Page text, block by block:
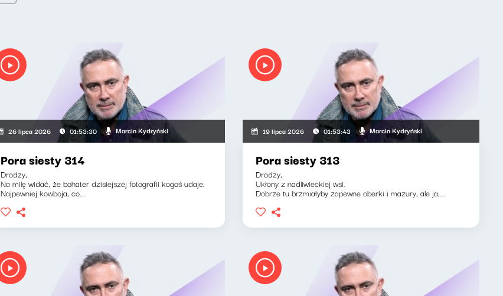
26 lipca 2026 01:53:30 Marcin Kydryński
Pora siesty 314
Drodzy,
Na milę widać, że bohater dzisiejszej fotografii kogoś udaje.
Najpewniej kowboja, co...
19 lipca 2026 01:53:43 Marcin Kydryński
Pora siesty 313
Drodzy,
Ukłony z nadliwieckiej wsi.
Dobrze tu brzmiałyby zapewne oberki i mazury, ale ja,...